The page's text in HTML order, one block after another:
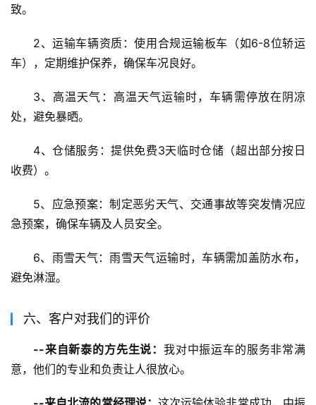
致。
2、运输车辆资质：使用合规运输板车（如6-8位轿运
车），定期维护保养，确保车况良好。
3、高温天气：高温天气运输时，车辆需停放在阴凉
处，避免暴晒。
4、仓储服务：提供免费3天临时仓储（超出部分按日
收费）。
5、应急预案：制定恶劣天气、交通事故等突发情况应
急预案，确保车辆及人员安全。
6、雨雪天气：雨雪天气运输时，车辆需加盖防水布，
避免淋湿。
六、客户对我们的评价
--来自新泰的方先生说： 我对中振运车的服务非常满
意，他们的专业和负责让人很放心。